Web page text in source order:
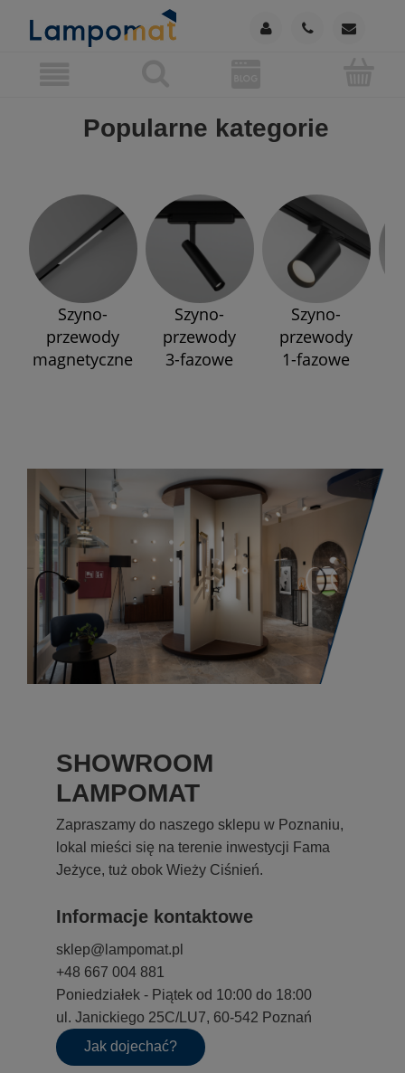
Popularne kategorie
Szyno-
przewody
magnetyczne
Szyno-
przewody
3-fazowe
Szyno-
przewody
1-fazowe
SHOWROOM
LAMPOMAT
Zapraszamy do naszego sklepu w Poznaniu,
lokal mieści się na terenie inwestycji Fama
Jeżyce, tuż obok Wieży Ciśnień.
Informacje kontaktowe
sklep@lampomat.pl
+48 667 004 881
Poniedziałek - Piątek od 10:00 do 18:00
ul. Janickiego 25C/LU7, 60-542 Poznań
Jak dojechać?